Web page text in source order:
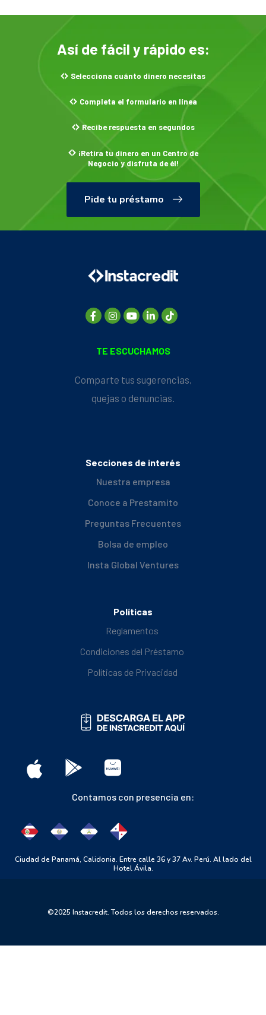
Así de fácil y rápido es:
Selecciona cuánto dinero necesitas
Completa el formulario en línea
Recibe respuesta en segundos
¡Retira tu dinero en un Centro de
Negocio y disfruta de él!
Pide tu préstamo
TE ESCUCHAMOS
Comparte tus sugerencias,
quejas o denuncias.
Secciones de interés
Nuestra empresa
Conoce a Prestamito
Preguntas Frecuentes
Bolsa de empleo
Insta Global Ventures
Políticas
Reglamentos
Condiciones del Préstamo
Políticas de Privacidad
Contamos con presencia en:
Ciudad de Panamá, Calidonia. Entre calle 36 y 37 Av. Perú. Al lado del
Hotel Ávila.
©️2025 Instacredit. Todos los derechos reservados.